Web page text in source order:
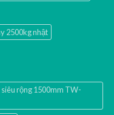
2500kg nhật
siêu rộng 1500mm TW-